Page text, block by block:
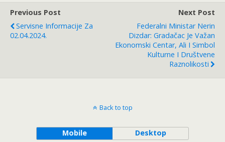
Previous Post
Servisne Informacije Za
02.04.2024.
Next Post
Federalni Ministar Nerin
Dizdar: Gradačac Je Važan
Ekonomski Centar, Ali I Simbol
Kulturne I Društvene
Raznolikosti
Back to top
Mobile Desktop